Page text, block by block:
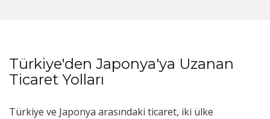
Türkiye'den Japonya'ya Uzanan
Ticaret Yolları
Türkiye ve Japonya arasındaki ticaret, iki ülke